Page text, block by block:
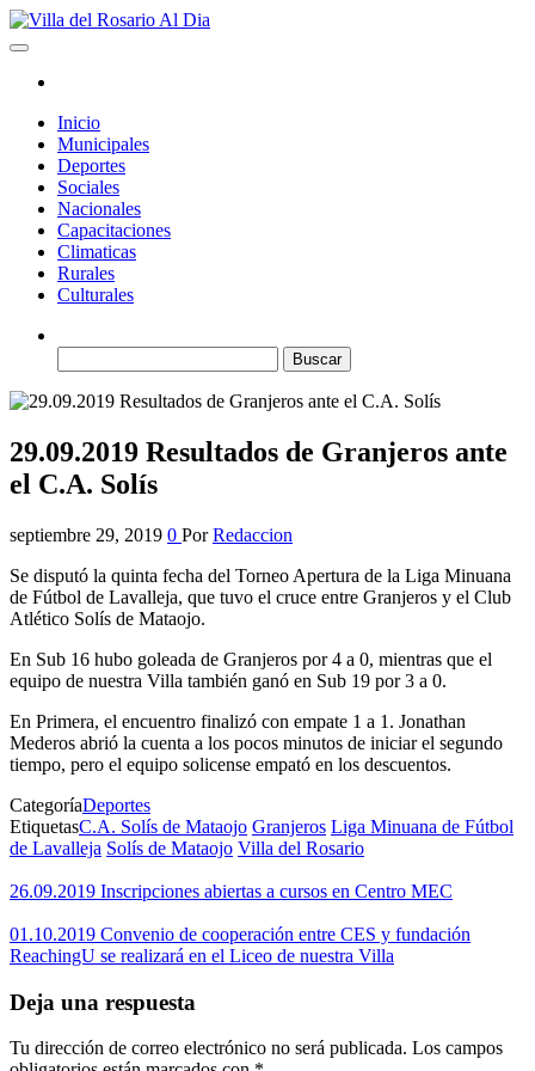
Saltar
al
Inicio
Municipales
Deportes
Sociales
Nacionales
Capacitaciones
Climaticas
Rurales
Culturales
29.09.2019 Resultados de Granjeros ante
el C.A. Solís
septiembre 29, 2019 0 Por Redaccion
Se disputó la quinta fecha del Torneo Apertura de la Liga Minuana
de Fútbol de Lavalleja, que tuvo el cruce entre Granjeros y el Club
Atlético Solís de Mataojo.
En Sub 16 hubo goleada de Granjeros por 4 a 0, mientras que el
equipo de nuestra Villa también ganó en Sub 19 por 3 a 0.
En Primera, el encuentro finalizó con empate 1 a 1. Jonathan
Mederos abrió la cuenta a los pocos minutos de iniciar el segundo
tiempo, pero el equipo solicense empató en los descuentos.
CategoríaDeportes
EtiquetasC.A. Solís de Mataojo Granjeros Liga Minuana de Fútbol
de Lavalleja Solís de Mataojo Villa del Rosario
26.09.2019 Inscripciones abiertas a cursos en Centro MEC
01.10.2019 Convenio de cooperación entre CES y fundación
ReachingU se realizará en el Liceo de nuestra Villa
Deja una respuesta
Tu dirección de correo electrónico no será publicada. Los campos